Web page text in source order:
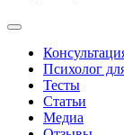
Психолог
Тесты
Статьи
Медиа